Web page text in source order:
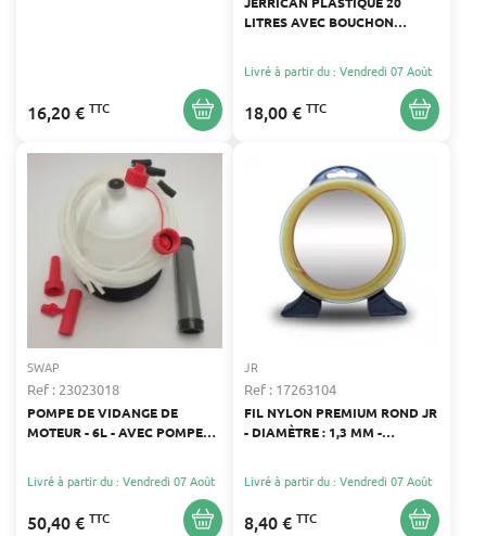
16,20 € TTC
LITRES AVEC BOUCHON
Livré à partir du : Vendredi 07 Août
18,00 € TTC
SWAP
Ref : 23023018
POMPE DE VIDANGE DE
MOTEUR - 6L - AVEC POMPE
Livré à partir du : Vendredi 07 Août
50,40 € TTC
JR
Ref : 17263104
FIL NYLON PREMIUM ROND JR
- DIAMÈTRE : 1,3 MM -
Livré à partir du : Vendredi 07 Août
8,40 € TTC